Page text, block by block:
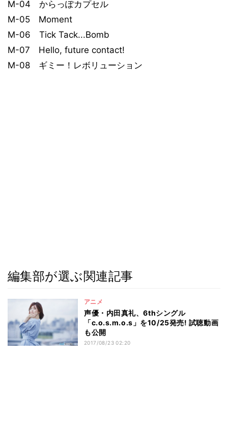
M-04 からっぽカプセル
M-05 Moment
M-06 Tick Tack...Bomb
M-07 Hello, future contact!
M-08 ギミー！レボリューション
編集部が選ぶ関連記事
アニメ
声優・内田真礼、6thシングル
「c.o.s.m.o.s」を10/25発売! 試聴動画
も公開
2017/08/23 02:20